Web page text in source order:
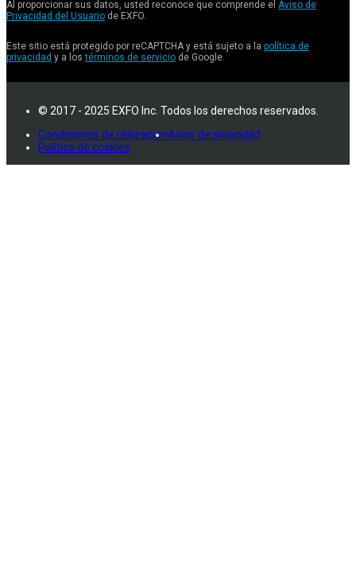
Al proporcionar sus datos, usted reconoce que comprende el Aviso de
Privacidad del Usuario de EXFO.
Este sitio está protegido por reCAPTCHA y está sujeto a la política de
privacidad y a lostérminos de servicio de Google.
© 2017 - 2025 EXFO Inc. Todos los derechos reservados.
Condiciones de utilizaciónAviso de pivacidad
Política de cookies